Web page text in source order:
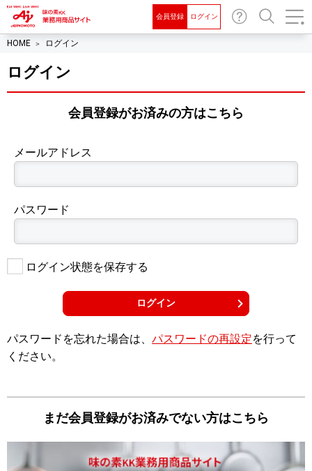
会員登録 ログイン
HOME ログイン
ログイン
会員登録がお済みの⽅はこちら
メールアドレス
パスワード
ログイン状態を保存する
パスワードを忘れた場合は、 パスワードの再設定を⾏って
ください。
まだ会員登録がお済みでない⽅はこちら